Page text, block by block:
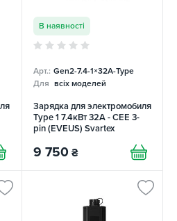
В наявності
Арт.: Gen2-7.4-1×32А-Type
Для всіх моделей
Зарядка для электромобиля
Type 1 7.4кВт 32А - CEE 3-
pin (EVEUS) Svartex
9 750 ₴